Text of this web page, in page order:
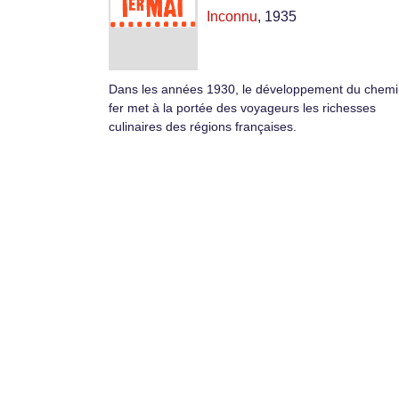
Inconnu, 1935
Dans les années 1930, le développement du
fer met à la portée des voyageurs les richesses
culinaires des régions françaises.